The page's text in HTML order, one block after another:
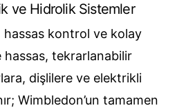
ve Hidrolik Sistemler
hassas kontrol ve kolay
tekrarlanabilir
dişlilere ve elektrikli
Wimbledon’un tamamen